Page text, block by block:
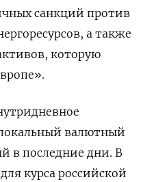
санкций против
а также
которую
валютный
в последние дни. В
курса российской